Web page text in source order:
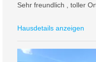
Sehr freundlich , toller
Hausdetails anzeigen